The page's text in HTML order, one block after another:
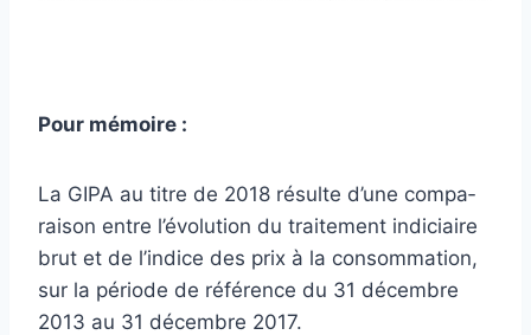
Pour mémoire :
La GIPA au titre de 2018 résulte d’une com­pa­
rai­son entre l’évolution du trai­te­ment indi­ciaire
brut et de l’indice des prix à la consom­ma­tion,
sur la période de réfé­rence du 31 décem­bre
2013 au 31 décem­bre 2017.